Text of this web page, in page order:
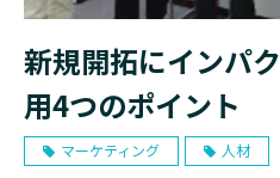
新規開拓にインパ
用4つのポイント
マーケティング 人材